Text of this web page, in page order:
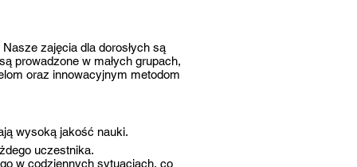
zajęcia dla dorosłych są
prowadzone w małych grupach,
oraz innowacyjnym metodom
wysoką jakość nauki.
uczestnika.
w codziennych sytuacjach, co